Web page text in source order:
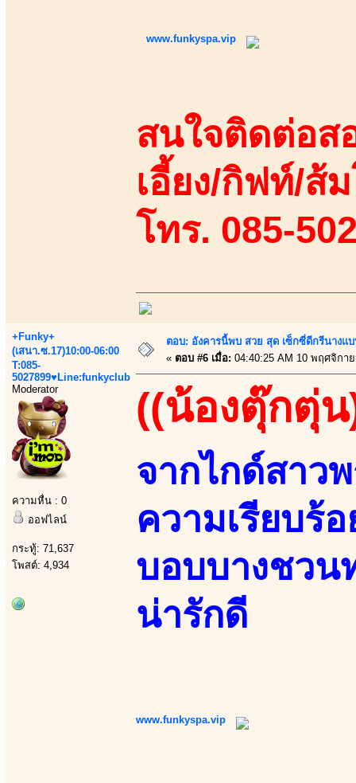
www.funkyspa.vip
สนใจติดต่อส
เอี้ยง/กิฟท์/ส้
โทร. 085-
+Funky+
(เสนา.ซ.17)10:00-06:00
T:085-
5027899♥Line:funkyclub
Moderator
ความหื่น : 0
ออฟไลน์
กระทู้: 71,637
โพสต์: 4,934
ตอบ: อังคารนี้พบ สวย สุด เซ็กซี่ดีกรีนางแ
« ตอบ #6 เมื่อ: 04:40:25 AM 10 พฤศจิกา
((น้องตุ๊กตุ่
จากไกด์สาว
ความเรียบร้
บอบบางชวน
น่ารักดี
www.funkyspa.vip